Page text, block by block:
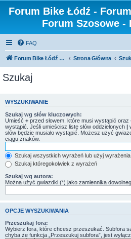
Forum Bike Łódź -
Forum Szosowe -
FAQ
Forum Bike Łódź - Forum Rowerowe Łódź - Forum Szosowe - Forum MTB Strona Główna
Szukaj
WYSZUKIWANIE
Szukaj wg słów kluczowych:
Umieść + przed słowem, które musi wystąpić oraz
wystąpić. Jeśli umieścisz listę słów oddzielonych |
słów będzie musiało wystąpić. Możesz użyć
ciągu znaków.
Szukaj wszystkich wyrażeń lub użyj
Szukaj któregokolwiek z wyrażeń
Szukaj wg autora:
Można użyć gwiazdki (*) jako zamiennika
OPCJE WYSZUKIWANIA
Przeszukaj fora:
Wybierz fora, które chcesz przeszukać. Subfora
chyba że funkcja „Przeszukuj subfora”, jest